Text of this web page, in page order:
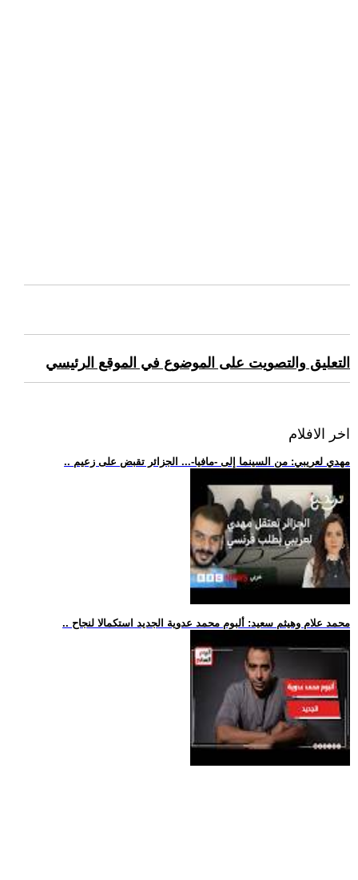
التعليق والتصويت على الموضوع في الموقع الرئيسي
اخر الافلام
.. مهدي لعريبي: من السينما إلى -مافيا-... الجزائر تقبض على زعيم
.. محمد علام وهيثم سعيد: ألبوم محمد عدوية الجديد استكمالا لنجاح